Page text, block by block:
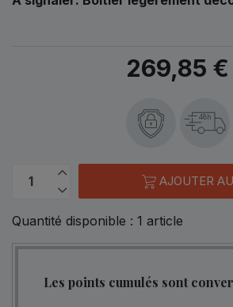
269,85 €
48h
AJOUTER
Quantité disponible : 1 article
Les points cumulés sont